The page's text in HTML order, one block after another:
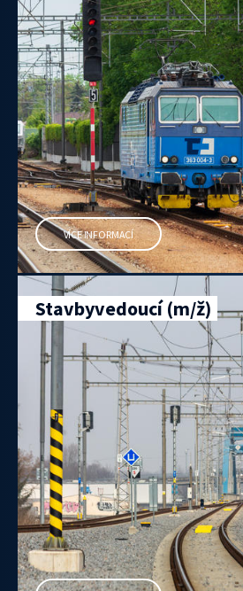
VÍCE INFORMACÍ
Stavbyvedoucí (m/ž)